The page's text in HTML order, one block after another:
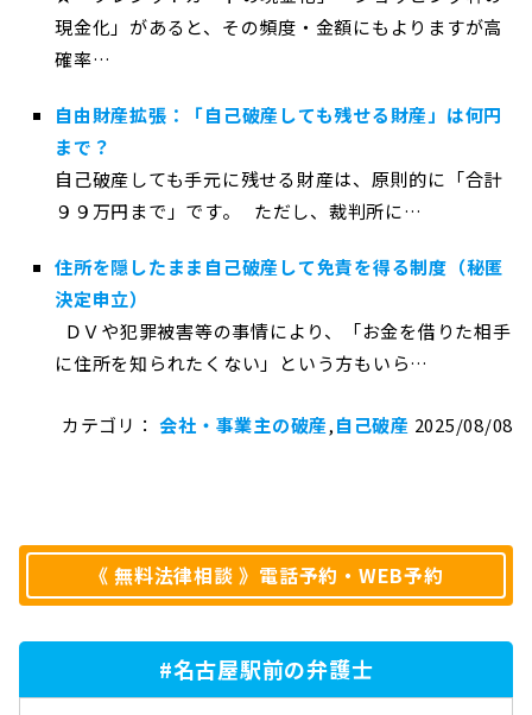
現金化」があると、その頻度・金額にもよりますが高
確率…
自由財産拡張：「自己破産しても残せる財産」は何円
まで？
自己破産しても手元に残せる財産は、原則的に「合計
９９万円まで」です。 ただし、裁判所に…
住所を隠したまま自己破産して免責を得る制度（秘匿
決定申立）
ＤＶや犯罪被害等の事情により、「お金を借りた相手
に住所を知られたくない」という方もいら…
カテゴリ：会社・事業主の破産,自己破産 2025/08/08
《 無料法律相談 》電話予約・WEB予約
#名古屋駅前の弁護士